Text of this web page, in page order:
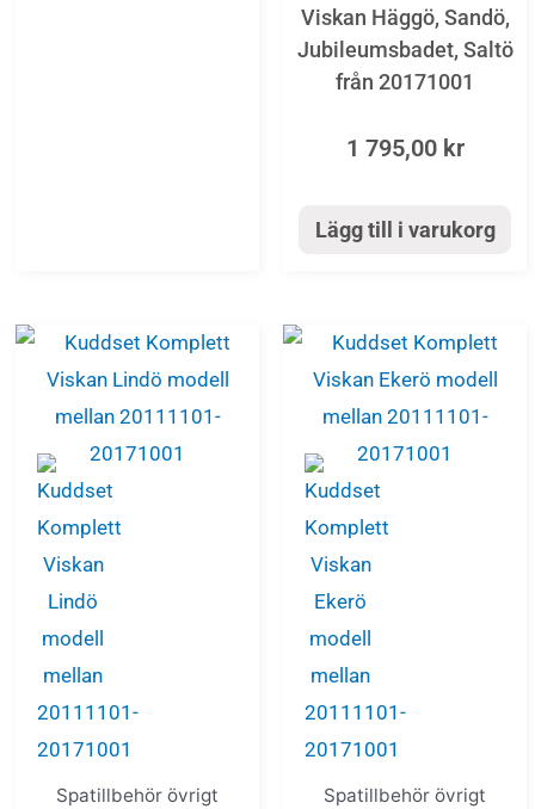
Viskan Häggö, Sandö,
Jubileumsbadet, Saltö
från 20171001
1 795,00 kr
Lägg till i varukorg
Spatillbehör övrigt Spatillbehör övrigt